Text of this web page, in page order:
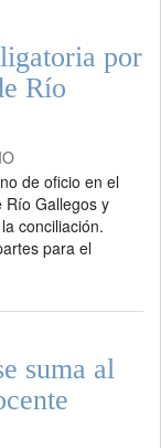
por
Río
de oficio en el
Río Gallegos y
conciliación.
para el
suma al